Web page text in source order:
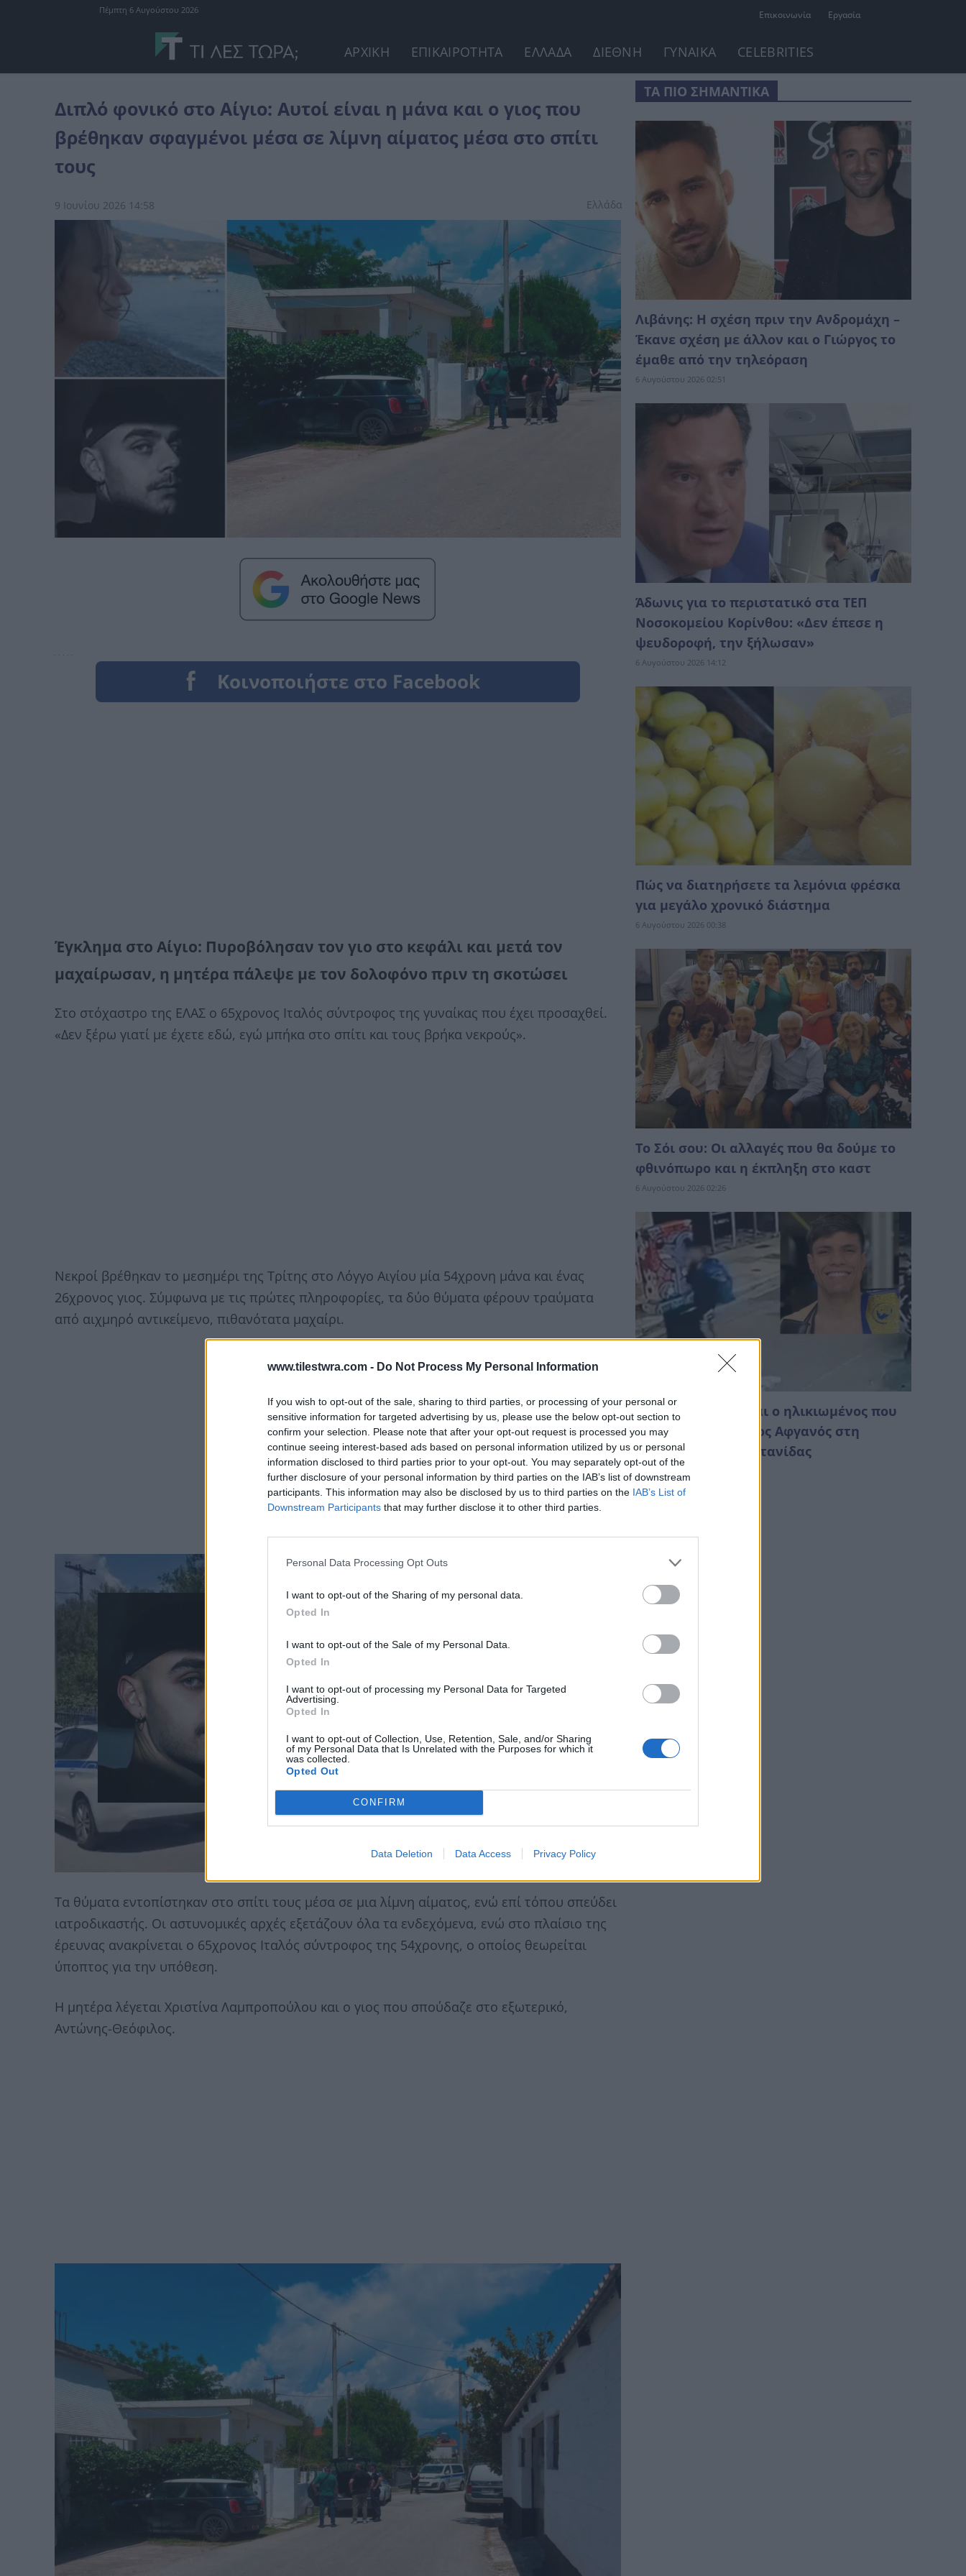
www.tilestwra.com - Do Not Process My Personal Information
If you wish to opt-out of the sale, sharing to third parties, or processing of your personal or
sensitive information for targeted advertising by us, please use the below opt-out section to
confirm your selection. Please note that after your opt-out request is processed you may
continue seeing interest-based ads based on personal information utilized by us or personal
information disclosed to third parties prior to your opt-out. You may separately opt-out of the
further disclosure of your personal information by third parties on the IAB’s list of downstream
participants. This information may also be disclosed by us to third parties on the IAB’s List of
Downstream Participants that may further disclose it to other third parties.
Personal Data Processing Opt Outs
I want to opt-out of the Sharing of my personal data.
Opted In
I want to opt-out of the Sale of my Personal Data.
Opted In
I want to opt-out of processing my Personal Data for Targeted
Advertising.
Opted In
I want to opt-out of Collection, Use, Retention, Sale, and/or Sharing
of my Personal Data that Is Unrelated with the Purposes for which it
was collected.
Opted Out
CONFIRM
Data Deletion Data Access Privacy Policy
Επικοινωνία Εργασία
Πέμπτη 6 Αυγούστου 2026
ΑΡΧΙΚΗ ΕΠΙΚΑΙΡΟΤΗΤΑ ΕΛΛΑΔΑ ΔΙΕΘΝΗ ΓΥΝΑΙΚΑ CELEBRITIES
Διπλό φονικό στο Αίγιο: Αυτοί είναι η μάνα και ο γιος που
βρέθηκαν σφαγμένοι μέσα σε λίμνη αίματος μέσα στο σπίτι
τους
9 Ιουνίου 2026 14:58 Ελλάδα
Έγκλημα στο Αίγιο: Πυροβόλησαν τον γιο στο κεφάλι και μετά τον
μαχαίρωσαν, η μητέρα πάλεψε με τον δολοφόνο πριν τη σκοτώσει
Στο στόχαστρο της ΕΛΑΣ ο 65χρονος Ιταλός σύντροφος της γυναίκας που έχει προσαχθεί.
«Δεν ξέρω γιατί με έχετε εδώ, εγώ μπήκα στο σπίτι και τους βρήκα νεκρούς».
Νεκροί βρέθηκαν το μεσημέρι της Τρίτης στο Λόγγο Αιγίου μία 54χρονη μάνα και ένας
26χρονος γιος. Σύμφωνα με τις πρώτες πληροφορίες, τα δύο θύματα φέρουν τραύματα
από αιχμηρό αντικείμενο, πιθανότατα μαχαίρι.
Τα θύματα εντοπίστηκαν στο σπίτι τους μέσα σε μια λίμνη αίματος, ενώ επί τόπου σπεύδει
ιατροδικαστής. Οι αστυνομικές αρχές εξετάζουν όλα τα ενδεχόμενα, ενώ στο πλαίσιο της
έρευνας ανακρίνεται ο 65χρονος Ιταλός σύντροφος της 54χρονης, ο οποίος θεωρείται
ύποπτος για την υπόθεση.
Η μητέρα λέγεται Χριστίνα Λαμπροπούλου και ο γιος που σπούδαζε στο εξωτερικό,
Αντώνης-Θεόφιλος.
ΤΑ ΠΙΟ ΣΗΜΑΝΤΙΚΑ
Λιβάνης: Η σχέση πριν την Ανδρομάχη –
Έκανε σχέση με άλλον και ο Γιώργος το
έμαθε από την τηλεόραση
6 Αυγούστου 2026 02:51
Άδωνις για το περιστατικό στα ΤΕΠ
Νοσοκομείου Κορίνθου: «Δεν έπεσε η
ψευδοροφή, την ξήλωσαν»
6 Αυγούστου 2026 14:12
Πώς να διατηρήσετε τα λεμόνια φρέσκα
για μεγάλο χρονικό διάστημα
6 Αυγούστου 2026 00:38
Το Σόι σου: Οι αλλαγές που θα δούμε το
φθινόπωρο και η έκπληξη στο καστ
6 Αυγούστου 2026 02:26
Κυψέλη: Ποιος είναι ο ηλικιωμένος που
εμπλέκει ο 26χρονος Αφγανός στη
δολοφονία της Βρετανίδας